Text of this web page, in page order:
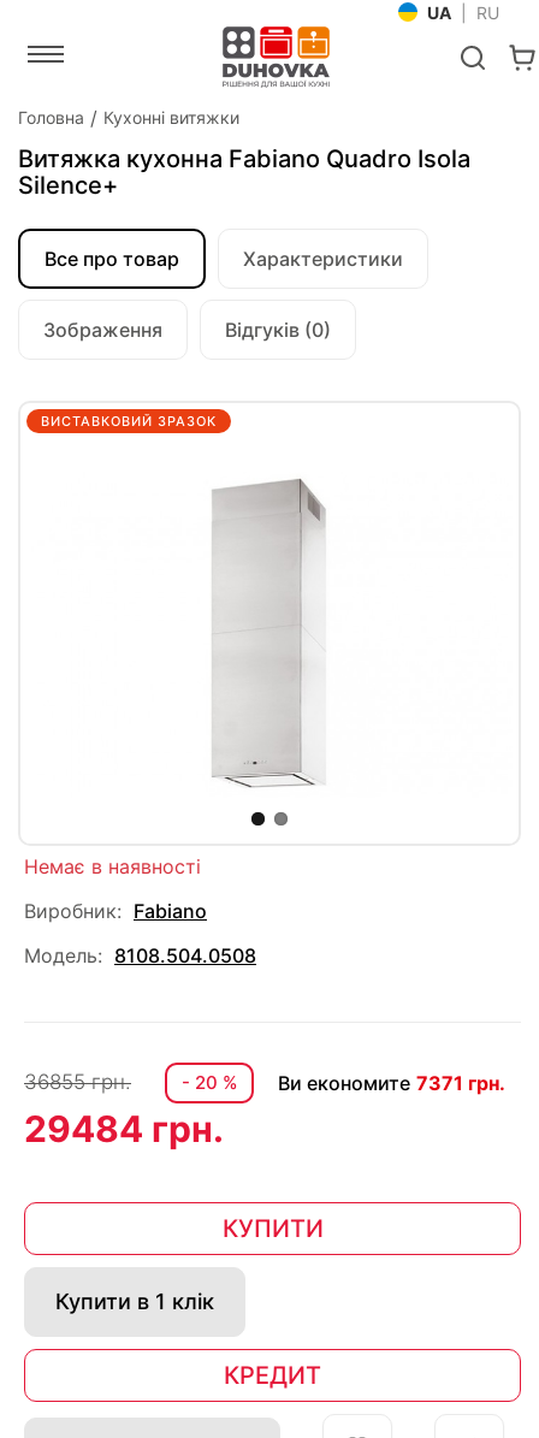
UA RU
Головна Кухонні витяжки
Витяжка кухонна Fabiano Quadro Isola
Silence+
Все про товар Характеристики
Зображення Відгуків (0)
ВИСТАВКОВИЙ ЗРАЗОК
Немає в наявності
Виробник: Fabiano
Модель: 8108.504.0508
36855 грн. - 20 % Ви економите 7371 грн.
29484 грн.
КУПИТИ
Купити в 1 клік
КРЕДИТ